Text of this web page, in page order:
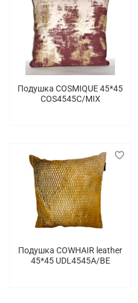
Подушка COSMIQUE 45*45
COS4545C/MIX
Подушка COWHAIR leather
45*45 UDL4545A/BE